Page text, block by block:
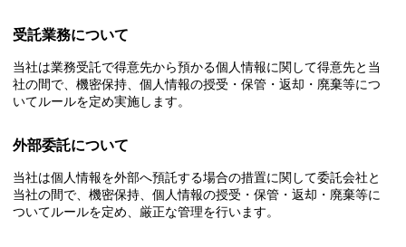
お問い合わせ
お問い合わせ
受託業務について
当社は業務受託で得意先から預かる個人情報に関して得意先と当
社の間で、機密保持、個人情報の授受・保管・返却・廃棄等につ
いてルールを定め実施します。
外部委託について
当社は個人情報を外部へ預託する場合の措置に関して委託会社と
当社の間で、機密保持、個人情報の授受・保管・返却・廃棄等に
ついてルールを定め、厳正な管理を行います。